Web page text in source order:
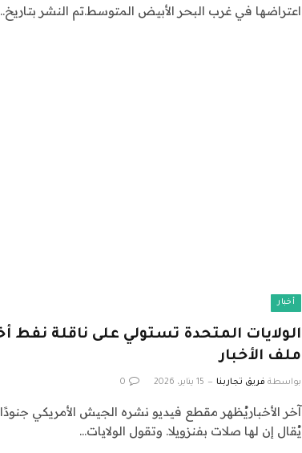
اعتراضها في غرب البحر الأبيض المتوسط.تم النشر
أخبار
الولايات المتحدة تستولي على ناقلة نفط
ملف الأخبار
بواسطة فريق تجاربنا 15 يناير، 2026 0
آخر الأخباريُظهر مقطع فيديو نشره الجيش الأمريكي
يُقال إن لها صلات بفنزويلا. وتقول الولايات…